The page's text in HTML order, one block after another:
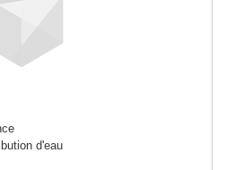
d'eau